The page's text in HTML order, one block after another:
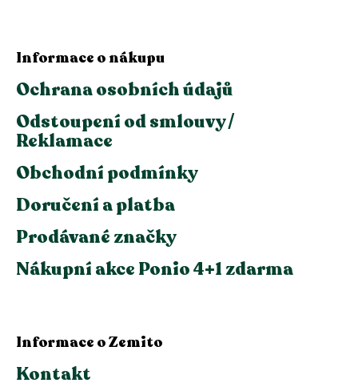
Informace o nákupu
Ochrana osobních údajů
Odstoupení od smlouvy /
Reklamace
Obchodní podmínky
Doručení a platba
Prodávané značky
Nákupní akce Ponio 4+1 zdarma
Informace o Zemito
Kontakt